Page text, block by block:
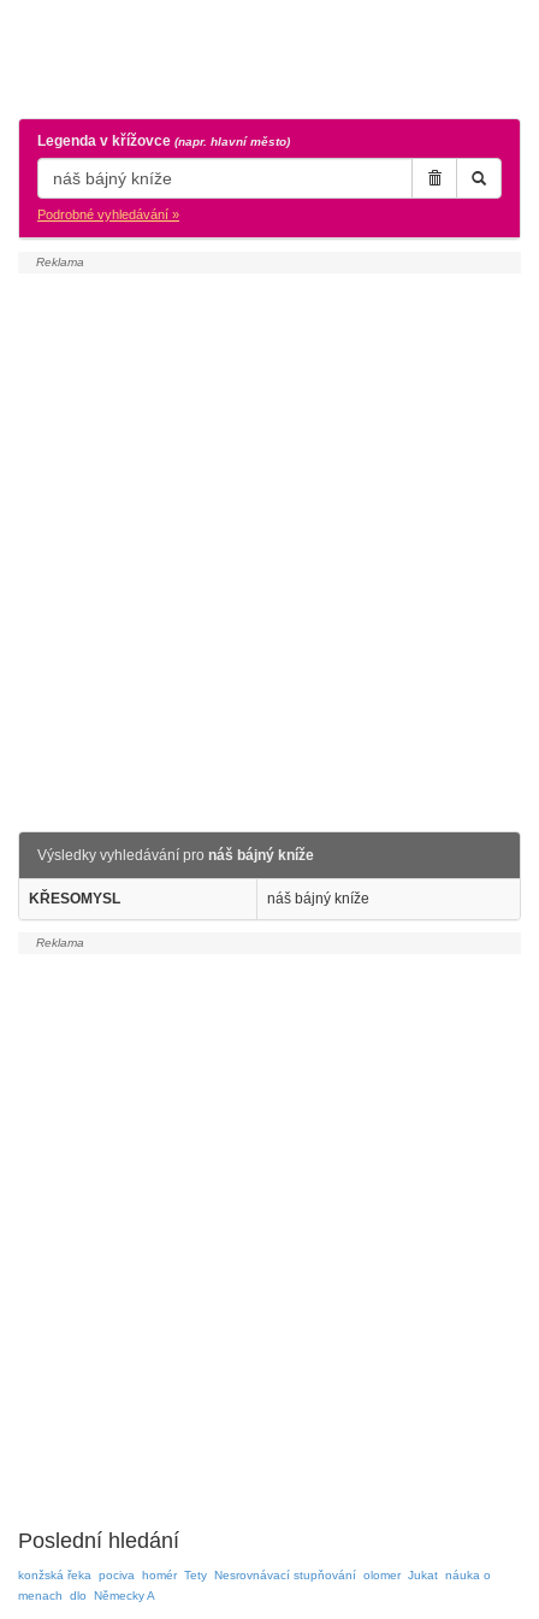
Legenda v křížovce (napr. hlavní město)
Podrobné vyhledávání »
Výsledky vyhledávání pro náš bájný kníže
KŘESOMYSL náš bájný kníže
Poslední hledání
konžská řeka pociva homér Tety Nesrovnávací stupňování olomer Jukat náuka o
menach
dlo Německy A